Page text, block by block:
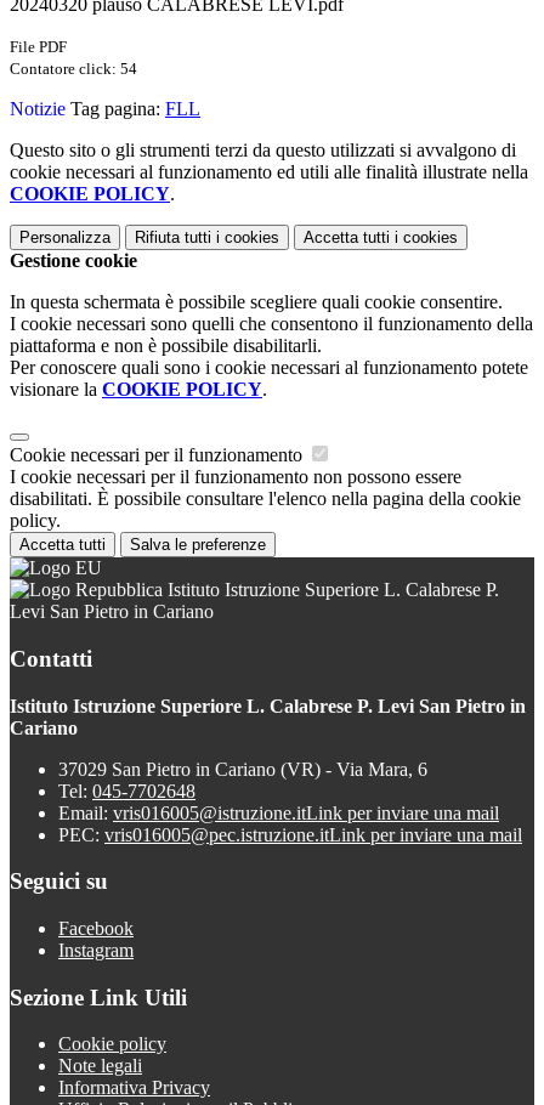
20240320 plauso CALABRESE LEVI.pdf
File PDF
Contatore click: 54
Notizie Tag pagina: FLL
Questo sito o gli strumenti terzi da questo utilizzati si avvalgono di
cookie necessari al funzionamento ed utili alle finalità illustrate nella
COOKIE POLICY.
Personalizza Rifiuta tutti i cookies Accetta tutti i cookies
Gestione cookie
In questa schermata è possibile scegliere quali cookie consentire.
I cookie necessari sono quelli che consentono il funzionamento della
piattaforma e non è possibile disabilitarli.
Per conoscere quali sono i cookie necessari al funzionamento potete
visionare la COOKIE POLICY.
Cookie necessari per il funzionamento
I cookie necessari per il funzionamento non possono essere
disabilitati. È possibile consultare l'elenco nella pagina della cookie
policy.
Accetta tutti Salva le preferenze
Istituto Istruzione Superiore L. Calabrese P.
Levi San Pietro in Cariano
Contatti
Istituto Istruzione Superiore L. Calabrese P. Levi San Pietro in
Cariano
37029 San Pietro in Cariano (VR) - Via Mara, 6
Tel: 045-7702648
Email: vris016005@istruzione.itLink per inviare una mail
PEC: vris016005@pec.istruzione.itLink per inviare una mail
Seguici su
Facebook
Instagram
Sezione Link Utili
Cookie policy
Note legali
Informativa Privacy